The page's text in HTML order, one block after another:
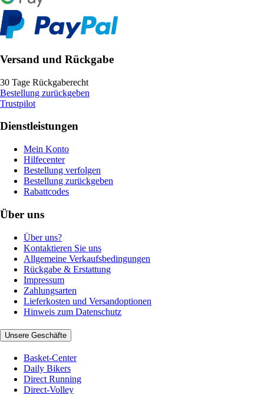
Versand und Rückgabe
30 Tage Rückgaberecht
Bestellung zurückgeben
Trustpilot
Dienstleistungen
Mein Konto
Hilfecenter
Bestellung verfolgen
Bestellung zurückgeben
Rabattcodes
Über uns
Über uns?
Kontaktieren Sie uns
Allgemeine Verkaufsbedingungen
Rückgabe & Erstattung
Impressum
Zahlungsarten
Lieferkosten und Versandoptionen
Hinweis zum Datenschutz
Unsere Geschäfte
Basket-Center
Daily Bikers
Direct Running
Direct-Volley